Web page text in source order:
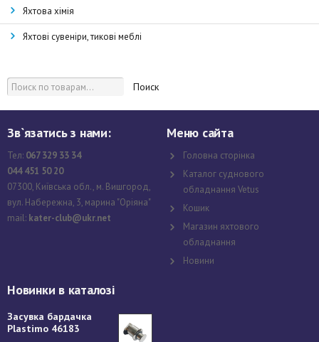
Яхтова хімія
Яхтові сувеніри, тикові меблі
Поиск
Зв`язатись з нами:
Тел: 067 329 33 34
044 451 50 20
07300, Київська обл., м. Вишгород,
вул. Набережна, 3, марина "Оріяна"
mail: kater-club@ukr.net
Меню сайта
Головна сторінка
Каталог суднового
обладнання Vetus
Кошик
Магазин яхтового
обладнання
Новини
Новинки в каталозі
Засувка бардачка
Plastimo 46183